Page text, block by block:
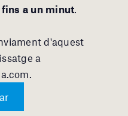
a un minut.
d'aquest
a
.